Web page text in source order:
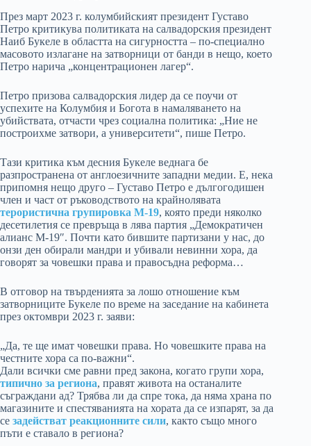
През март 2023 г. колумбийският президент Густаво
Петро критикува политиката на салвадорския президент
Наиб Букеле в областта на сигурността – по-специално
масовото излагане на затворници от банди в нещо, което
Петро нарича „концентрационен лагер“.
Петро призова салвадорския лидер да се поучи от
успехите на Колумбия и Богота в намаляването на
убийствата, отчасти чрез социална политика: „Ние не
построихме затвори, а университети“, пише Петро.
Тази критика към десния Букеле веднага бе
разпространена от англоезичните западни медии. Е, нека
припомня нещо друго – Густаво Петро е дългогодишен
член и част от ръководството на крайнолявата
терористична групировка M-19, която преди няколко
десетилетия се превръща в лява партия „Демократичен
алианс М-19″. Почти като бившите партизани у нас, до
онзи ден обирали мандри и убивали невинни хора, да
говорят за човешки права и правосъдна реформа…
В отговор на твърденията за лошо отношение към
затворниците Букеле по време на заседание на кабинета
през октомври 2023 г. заяви:
„Да, те ще имат човешки права. Но човешките права на
честните хора са по-важни“.
Дали всички сме равни пред закона, когато групи хора,
типично за региона, правят живота на останалите
съграждани ад? Трябва ли да спре тока, да няма храна по
магазините и спестяванията на хората да се изпарят, за да
се задействат реакционните сили, както също много
пъти е ставало в региона?